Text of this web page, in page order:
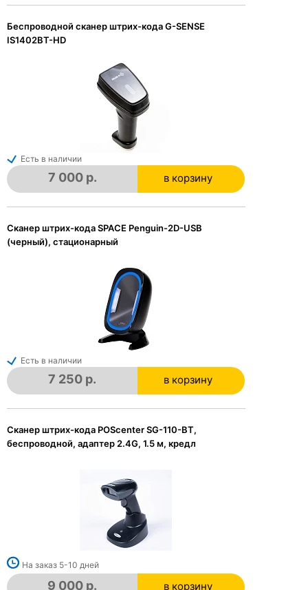
в корзине
Беспроводной сканер штрих-кода G-SENSE
IS1402BT-HD
Есть в наличии
7 000 р. в корзину
в корзине
Сканер штрих-кода SPACE Penguin-2D-USB
(черный), стационарный
Есть в наличии
7 250 р. в корзину
в корзине
Сканер штрих-кода POScenter SG-110-BT,
беспроводной, адаптер 2.4G, 1.5 м, кредл
На заказ 5-10 дней
9 000 р. в корзину